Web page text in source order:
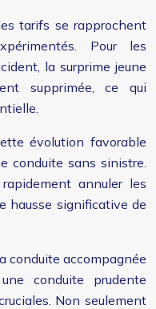
tarifs se rapprochent
Pour les
la surprime jeune
supprimée, ce qui
évolution favorable
conduite sans sinistre.
annuler les
hausse significative de
conduite accompagnée
conduite prudente
Non seulement